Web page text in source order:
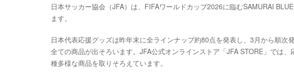
日本サッカー協会（JFA）は、FIFAワールドカップ2026に臨むSAMURAI
ます。
日本代表応援グッズは昨年末に全ラインナップ約80点を発表し、3月から順次
全ての商品が出そろいます。JFA公式オンラインストア「JFA STORE」では
種多様な商品を取りそろえています。